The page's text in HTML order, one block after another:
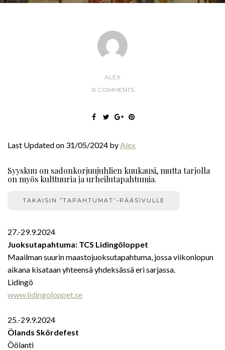
ALEX
0 COMMENTS
Last Updated on 31/05/2024 byAlex
Syyskuu on sadonkorjuujuhlien kuukausi, mutta tarjolla
on myös kulttuuria ja urheilutapahtumia.
TAKAISIN ”TAPAHTUMAT”-PÄÄSIVULLE
27.-29.9.2024
Juoksutapahtuma: TCS Lidingöloppet
Maailman suurin maastojuoksutapahtuma, jossa viikonlopun
aikana kisataan yhteensä yhdeksässä eri sarjassa.
Lidingö
www.lidingoloppet.se
25.-29.9.2024
Ölands Skördefest
Öölanti